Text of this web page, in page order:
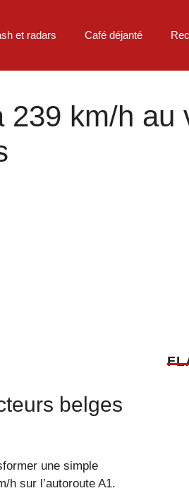
et radars Café déjanté
km/h au
belges
une simple
h sur l’autoroute A1.
F